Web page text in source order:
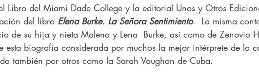
Libro del Miami Dade College y la editorial Unos y Otros
del libro Elena Burke. La Señora Sentimiento.  La misma
de su hija y nieta Malena y Lena  Burke, así como de Zenovio
esta biografía considerada por muchos la mejor intérprete de la
también por otros como la Sarah Vaughan de Cuba.